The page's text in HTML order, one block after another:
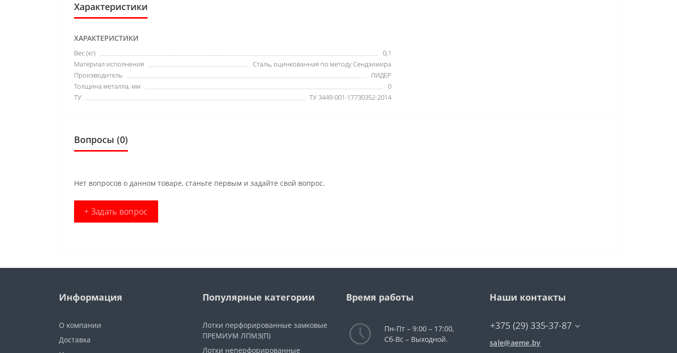
Характеристики
ХАРАКТЕРИСТИКИ
Вес (кг)
0,1
Материал исполнения
Сталь, оцинкованная по методу Сендзимира
Производитель
ЛИДЕР
Толщина металла, мм
0
ТУ
ТУ 3449-001-17730352-2014
Вопросы (0)
Нет вопросов о данном товаре, станьте первым и задайте свой вопрос.
+ Задать вопрос
Информация
О компании
Доставка
Популярные категории
Лотки перфорированные замковые
ПРЕМИУМ ЛПМЗ(П)
Лотки неперфорированные
Время работы
Пн-Пт – 9:00 – 17:00,
Сб-Вс – Выходной.
Наши контакты
+375 (29) 335-37-87
sale@aeme.by